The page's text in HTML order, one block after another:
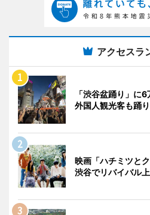
アクセスラ
「渋谷盆踊り」
外国人観光客も踊
映画「ハチミツと
渋谷でリバイバル